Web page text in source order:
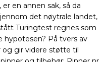
en annen sak, så da
det nøytrale landet,
Turingtest regnes som
hypotesen? På tvers av
gir videre støtte til